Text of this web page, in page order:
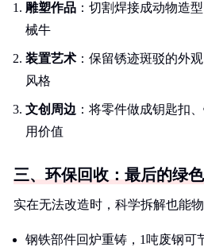
雕塑作品 ：切割焊接成动物造
械牛
装置艺术 ：保留锈迹斑驳的外
风格
文创周边 ：将零件做成钥匙扣
用价值
三、环保回收：最后的绿
实在无法改造时，科学拆解也能物
钢铁部件回炉重铸，1吨废钢可